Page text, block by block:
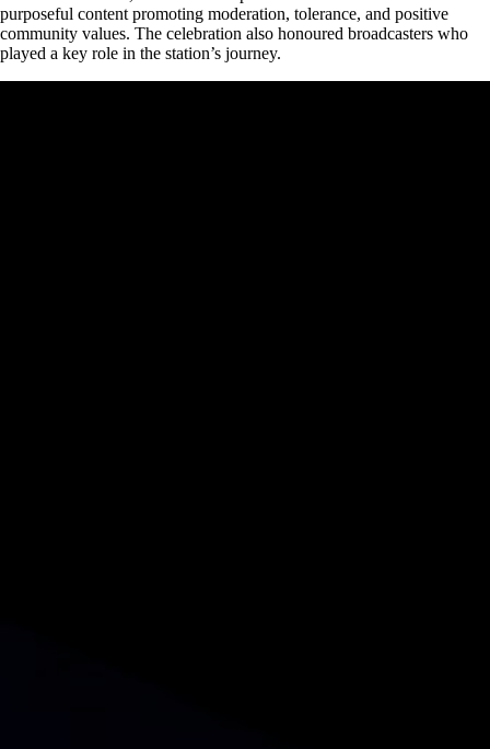
purposeful content promoting moderation, tolerance, and positive
community values. The celebration also honoured broadcasters who
played a key role in the station’s journey.